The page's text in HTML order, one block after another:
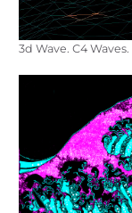
3d Wave. С4